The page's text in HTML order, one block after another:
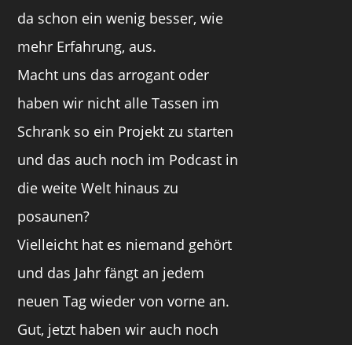
da schon ein wenig besser, wie
mehr Erfahrung, aus.
Macht uns das arrogant oder
haben wir nicht alle Tassen im
Schrank so ein Projekt zu starten
und das auch noch im Podcast in
die weite Welt hinaus zu
posaunen?
Vielleicht hat es niemand gehört
und das Jahr fängt an jedem
neuen Tag wieder von vorne an.
Gut, jetzt haben wir auch noch